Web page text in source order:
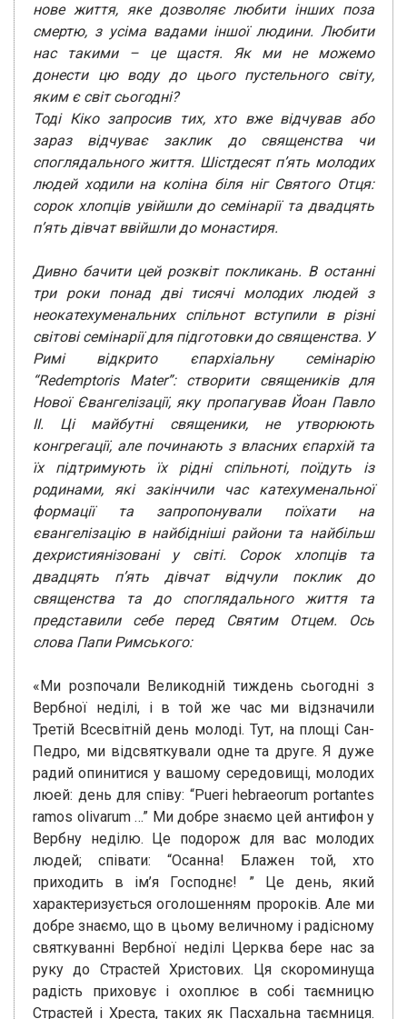
нове життя, яке дозволяє любити інших поза
смертю, з усіма вадами іншої людини. Любити
нас такими – це щастя. Як ми не можемо
донести цю воду до цього пустельного світу,
яким є світ сьогодні?
Тоді Кіко запросив тих, хто вже відчував або
зараз відчуває заклик до священства чи
споглядального життя. Шістдесят п’ять молодих
людей ходили на коліна біля ніг Святого Отця:
сорок хлопців увійшли до семінарії та двадцять
п’ять дівчат ввійшли до монастиря.
Дивно бачити цей розквіт покликань. В останні
три роки понад дві тисячі молодих людей з
неокатехуменальних спільнот вступили в різні
світові семінарії для підготовки до священства. У
Римі відкрито єпархіальну семінарію
“Redemptoris Mater”: створити священиків для
Нової Євангелізації, яку пропагував Йоан Павло
II.
Ці майбутні священики, не утворюють
конгрегації, але починають з власних єпархій та
їх підтримують їх рідні спільноті, поїдуть із
родинами, які закінчили час катехуменальної
формації та запропонували поїхати на
євангелізацію в найбідніші райони та найбільш
дехристиянізовані у світі. Сорок хлопців та
двадцять п’ять дівчат відчули поклик до
священства та до споглядального життя та
представили себе перед Святим Отцем. Ось
слова Папи Римського:
«Ми розпочали Великодній тиждень сьогодні з
Вербної неділі, і в той же час ми відзначили
Третій Всесвітній день молоді. Тут, на площі Сан-
Педро, ми відсвяткували одне та друге. Я дуже
радий опинитися у вашому середовищі, молодих
люей: день для співу: “Pueri hebraeorum portantes
ramos olivarum …” Ми добре знаємо цей антифон у
Вербну неділю. Це подорож для вас молодих
людей; співати: “Осанна! Блажен той, хто
приходить в ім’я Господнє! ” Це день, який
характеризується оголошенням пророків. Але ми
добре знаємо, що в цьому величному і радісному
святкуванні Вербної неділі Церква бере нас за
руку до Страстей Христових. Ця скороминуща
радість приховує і охоплює в собі таємницю
Страстей і Хреста, таких як Пасхальна таємниця.